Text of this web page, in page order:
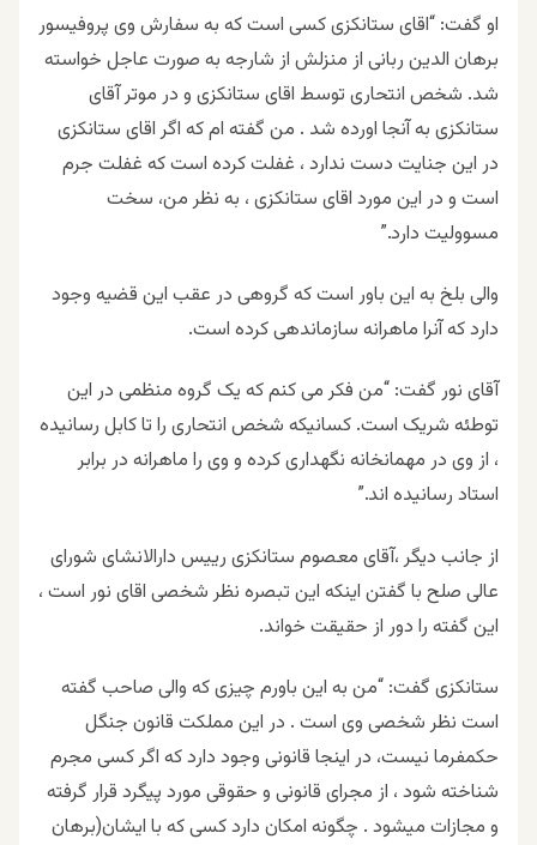
او گفت: “اقای ستانکزی کسی است که به سفارش وی پروفیسور
برهان الدین ربانی از منزلش از شارجه به صورت عاجل خواسته
شد. شخص انتحاری توسط اقای ستانکزی و در موتر آقای
ستانکزی به آنجا اورده شد . من گفته ام که اگر اقای ستانکزی
در این جنایت دست ندارد ، غفلت کرده است که غفلت جرم
است و در این مورد اقای ستانکزی ، به نظر من، سخت
مسوولیت دارد.”
والی بلخ به این باور است که گروهی در عقب این قضیه وجود
دارد که آنرا ماهرانه سازماندهی کرده است.
آقای نور گفت: “من فکر می کنم که یک گروه منظمی در این
توطئه شریک است. کسانیکه شخص انتحاری را تا کابل رسانیده
، از وی در مهمانخانه نگهداری کرده و وی را ماهرانه در برابر
استاد رسانیده اند.”
از جانب دیگر ،آقای معصوم ستانکزی رییس دارالانشای شورای
عالی صلح با گفتن اینکه این تبصره نظر شخصی اقای نور است ،
این گفته را دور از حقیقت خواند.
ستانکزی گفت: “من به این باورم چیزی که والی صاحب گفته
است نظر شخصی وی است . در این مملکت قانون جنگل
حکمفرما نیست، در اینجا قانونی وجود دارد که اگر کسی مجرم
شناخته شود ، از مجرای قانونی و حقوقی مورد پیگرد قرار گرفته
و مجازات میشود . چگونه امکان دارد کسی که با ایشان(برهان